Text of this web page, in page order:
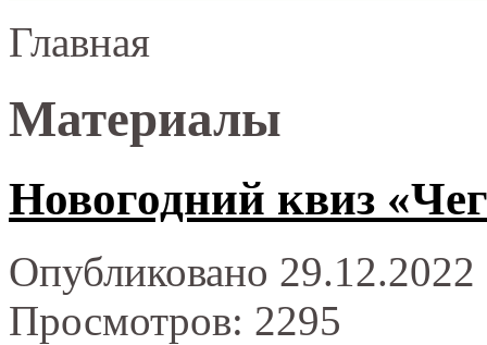
Главная
Материалы
Новогодний квиз
Опубликовано
Просмотров: 2295